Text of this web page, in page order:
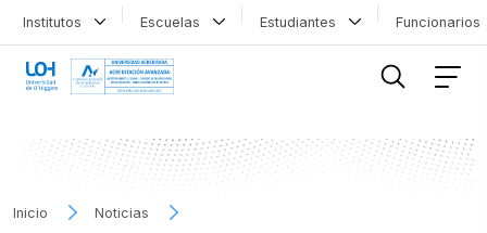
Institutos Escuelas Estudiantes
Inicio
Noticias